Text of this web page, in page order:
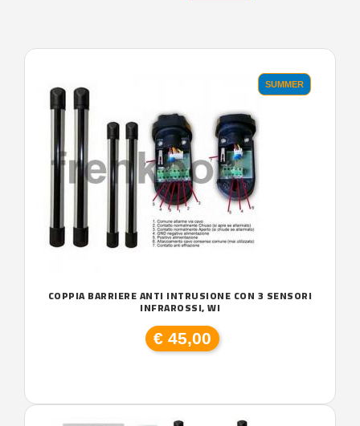
SUMMER
COPPIA BARRIERE ANTI INTRUSIONE CON 3 SENSORI
INFRAROSSI, WI
€ 45,00